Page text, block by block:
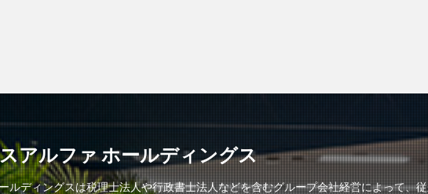
アルファ ホールディングス
ルディングスは税理士法人や行政書士法人などを含むグループ会社経営によって、